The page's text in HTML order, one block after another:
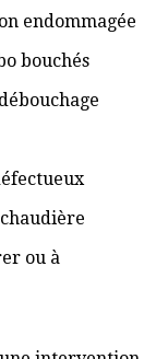
endommagée
bouchés
ou à